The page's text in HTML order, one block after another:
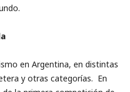
en Argentina, en distintas
y otras categorías. En